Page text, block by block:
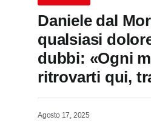
Daniele dal
qualsiasi
dubbi: «Ogni
ritrovarti qui,
Agosto 17, 2025